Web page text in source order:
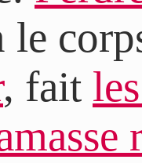
le
, fait